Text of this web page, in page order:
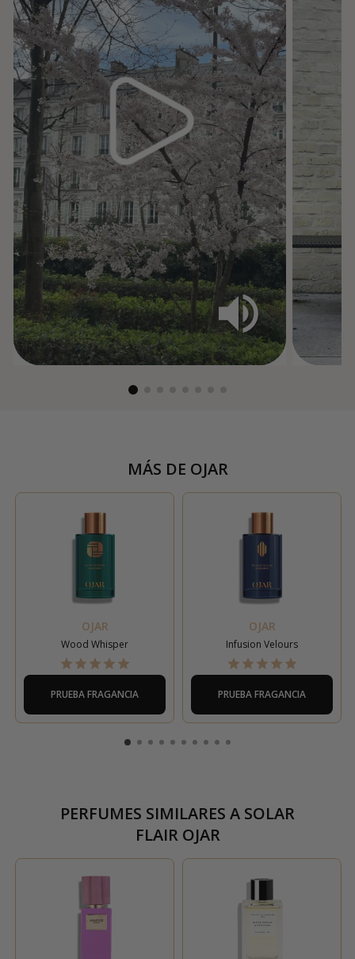
MÁS DE OJAR
OJAR
Wood Whisper
PRUEBA FRAGANCIA
OJAR
Infusion Velours
PRUEBA FRAGANCIA
PERFUMES SIMILARES A SOLAR
FLAIR OJAR